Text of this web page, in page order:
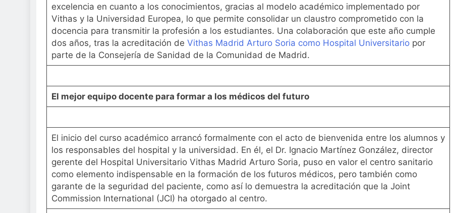
excelencia en cuanto a los conocimientos, gracias al modelo académico implementado por
Vithas y la Universidad Europea, lo que permite consolidar un claustro comprometido con la
docencia para transmitir la profesión a los estudiantes. Una colaboración que este año cumple
dos años, tras la acreditación de Vithas Madrid Arturo Soria como Hospital Universitariopor
parte de la Consejería de Sanidad de la Comunidad de Madrid.
El mejor equipo docente para formar a los médicos del futuro
El inicio del curso académico arrancó formalmente con el acto de bienvenida entre los alumnos y
los responsables del hospital y la universidad. En él, el Dr. Ignacio Martínez González, director
gerente del Hospital Universitario Vithas Madrid Arturo Soria, puso en valor el centro sanitario
como elemento indispensable en la formación de los futuros médicos, pero también como
garante de la seguridad del paciente, como así lo demuestra la acreditación que la Joint
Commission International (JCI) ha otorgado al centro.